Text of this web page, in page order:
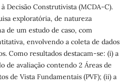
Decisão Construtivista (MCDA-C).
exploratória, de natureza
de um estudo de caso, com
envolvendo a coleta de dados
Como resultados destacam-se: (i) a
de avaliação contendo 2 Áreas de
de Vista Fundamentais (PVF); (ii) a